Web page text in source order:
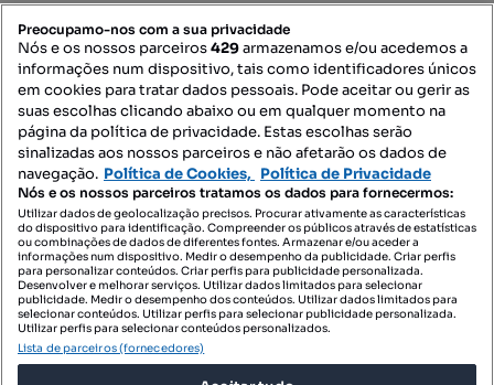
Mapa do Site
Contacte-nos
SIGA-NOS:
DESCARREGAR NA:
Preocupamo-nos com a sua privacidade
Nós e os nossos parceiros429armazenamos e/ou acedemos a
informações num dispositivo, tais como identificadores únicos
em cookies para tratar dados pessoais. Pode aceitar ou gerir as
suas escolhas clicando abaixo ou em qualquer momento na
página da política de privacidade. Estas escolhas serão
sinalizadas aos nossos parceiros e não afetarão os dados de
navegação. Política de Cookies, Política de Privacidade
Nós e os nossos parceiros tratamos os dados para fornecermos:
Utilizar dados de geolocalização precisos. Procurar ativamente as características
do dispositivo para identificação. Compreender os públicos através de estatísticas
ou combinações de dados de diferentes fontes. Armazenar e/ou aceder a
informações num dispositivo. Medir o desempenho da publicidade. Criar perfis
para personalizar conteúdos. Criar perfis para publicidade personalizada.
Desenvolver e melhorar serviços. Utilizar dados limitados para selecionar
publicidade. Medir o desempenho dos conteúdos. Utilizar dados limitados para
selecionar conteúdos. Utilizar perfis para selecionar publicidade personalizada.
Utilizar perfis para selecionar conteúdos personalizados.
Lista de parceiros (fornecedores)